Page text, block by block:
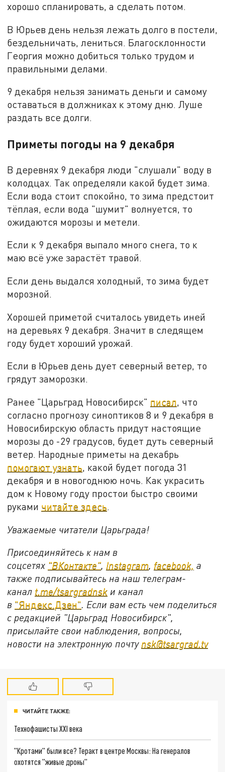
хорошо спланировать, а сделать потом.
В Юрьев день нельзя лежать долго в постели,
бездельничать, лениться. Благосклонности
Георгия можно добиться только трудом и
правильными делами.
9 декабря нельзя занимать деньги и самому
оставаться в должниках к этому дню. Луше
раздать все долги.
Приметы погоды на 9 декабря
В деревнях 9 декабря люди "слушали" воду в
колодцах. Так определяли какой будет зима.
Если вода стоит спокойно, то зима предстоит
тёплая, если вода "шумит" волнуется, то
ожидаются морозы и метели.
Если к 9 декабря выпало много снега, то к
маю всё уже зарастёт травой.
Если день выдался холодный, то зима будет
морозной.
Хорошей приметой считалось увидеть иней
на деревьях 9 декабря. Значит в следящем
году будет хороший урожай.
Если в Юрьев день дует северный ветер, то
грядут заморозки.
Ранее "Царьград Новосибирск" писал, что
согласно прогнозу синоптиков 8 и 9 декабря в
Новосибирскую область придут настоящие
морозы до -29 градусов, будет дуть северный
ветер. Народные приметы на декабрь
помогают узнать, какой будет погода 31
декабря и в новогоднюю ночь. Как украсить
дом к Новому году простои быстро своими
руками читайте здесь.
Уважаемые читатели Царьграда!
Присоединяйтесь к нам в
соцсетях "ВКонтакте", Instagram, facebook, а
также подписывайтесь на наш телеграм-
канал t.me/tsargradnsk и канал
в "Яндекс.Дзен". Если вам есть чем поделиться
с редакцией "Царьград Новосибирск",
присылайте свои наблюдения, вопросы,
новости на электронную почту nsk@tsargrad.tv
ЧИТАЙТЕ ТАКЖЕ:
Технофашисты XXI века
"Кротами" были все? Теракт в центре Москвы: На генералов
охотятся "живые дроны"